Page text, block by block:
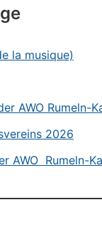
la musique)
AWO Rumeln-
2026
AWO Rumeln-